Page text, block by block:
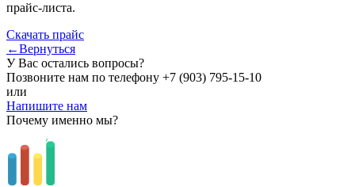
прайс-листа.
Скачать прайс
←Вернуться
У Вас остались вопросы?
Позвоните нам по телефону +7 (903) 795-15-10
или
Напишите нам
Почему именно мы?